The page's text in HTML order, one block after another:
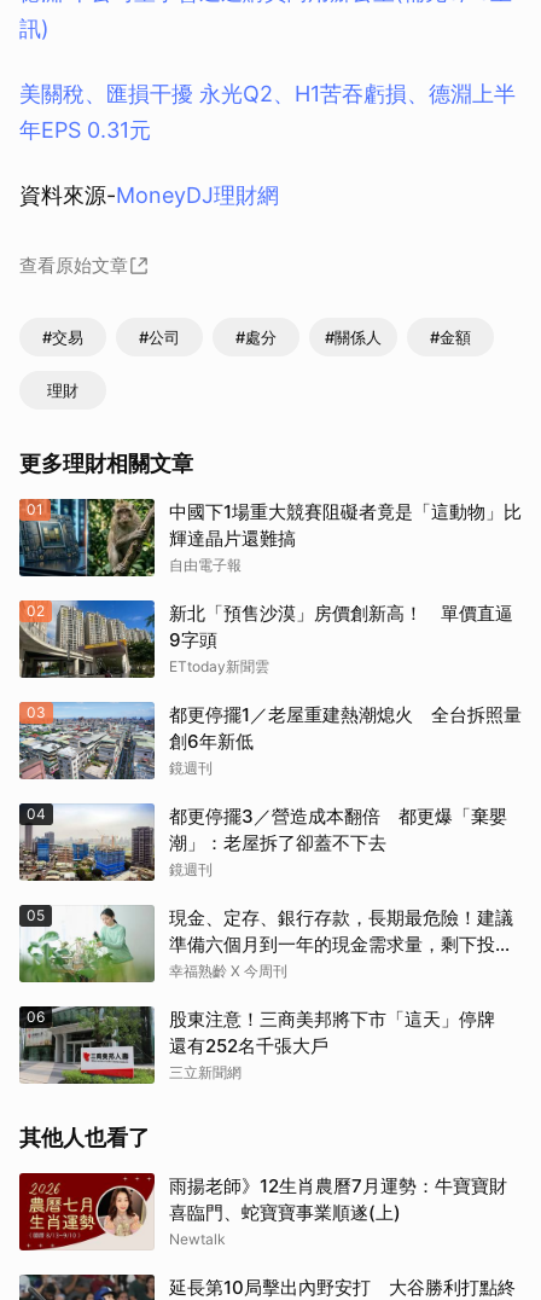
訊)
美關稅、匯損干擾 永光Q2、H1苦吞虧損、德淵上半
年EPS 0.31元
資料來源-MoneyDJ理財網
查看原始文章
#交易 #公司 #處分 #關係人 #金額
理財
更多理財相關文章
01
中國下1場重大競賽阻礙者竟是「這動物」比
輝達晶片還難搞
自由電子報
02
新北「預售沙漠」房價創新高！ 單價直逼
9字頭
ETtoday新聞雲
03
都更停擺1／老屋重建熱潮熄火 全台拆照量
創6年新低
鏡週刊
04
都更停擺3／營造成本翻倍 都更爆「棄嬰
潮」：老屋拆了卻蓋不下去
鏡週刊
05
現金、定存、銀行存款，長期最危險！建議
準備六個月到一年的現金需求量，剩下投資
這2個
幸福熟齡 X 今周刊
06
股東注意！三商美邦將下市「這天」停牌
還有252名千張大戶
三立新聞網
其他人也看了
雨揚老師》12生肖農曆7月運勢：牛寶寶財
喜臨門、蛇寶寶事業順遂(上)
Newtalk
延長第10局擊出內野安打 大谷勝利打點終